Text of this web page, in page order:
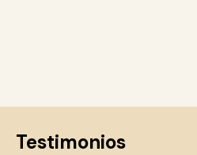
Testimonios